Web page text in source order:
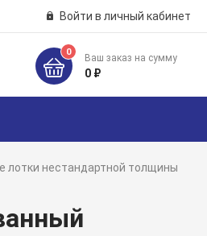
Войти в личный кабинет
0
Ваш заказ на сумму
0 ₽
лотки нестандартной толщины